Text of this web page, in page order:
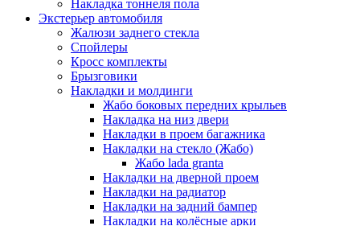
Накладка тоннеля пола
Экстерьер автомобиля
Жалюзи заднего стекла
Спойлеры
Кросс комплекты
Брызговики
Накладки и молдинги
Жабо боковых передних крыльев
Накладка на низ двери
Накладки в проем багажника
Накладки на стекло (Жабо)
Жабо lada granta
Накладки на дверной проем
Накладки на радиатор
Накладки на задний бампер
Накладки на колёсные арки